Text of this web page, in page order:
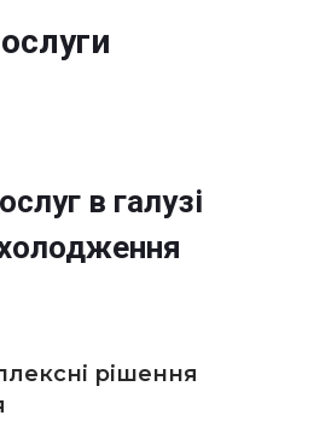
в галузі
рішення